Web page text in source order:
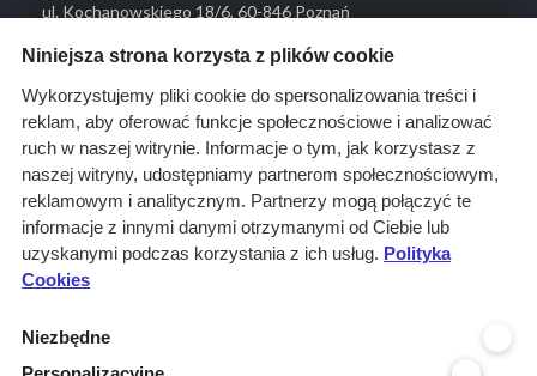
ul. Kochanowskiego 18/6, 60-846 Poznań
Menu
O nas
Rozwiązania
Monitoring
przetargów
Raporty
przetargowe
Kontakt
Niniejsza strona korzysta z plików cookie
Wykorzystujemy pliki cookie do spersonalizowania treści i
reklam, aby oferować funkcje społecznościowe i analizować
ruch w naszej witrynie. Informacje o tym, jak korzystasz z
naszej witryny, udostępniamy partnerom społecznościowym,
reklamowym i analitycznym. Partnerzy mogą połączyć te
informacje z innymi danymi otrzymanymi od Ciebie lub
uzyskanymi podczas korzystania z ich usług. Polityka
Cookies
Niezbędne